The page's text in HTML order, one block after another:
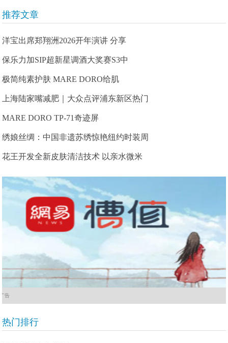
推荐文章
洋宝出席郑翔洲2026开年演讲 分享
保乐力加SIP超新星调酒大奖赛S3中
极简纯素护肤 MARE DORO给肌
上海陆家嘴减肥｜大众点评浦东新区热门
MARE DORO TP-71奇迹屏
绣娘丝绸：中国非遗苏绣惊艳纽约时装周
花王开发全新皮肤清洁技术 以亲水微米
广告
热门排行